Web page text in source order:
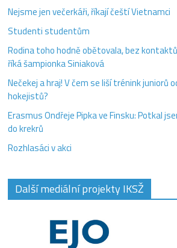
Nejsme jen večerkáři, říkají čeští Vietnamci
Studenti studentům
Rodina toho hodně obětovala, bez
říká šampionka Siniaková
Nečekej a hraj! V čem se liší trénink juniorů
hokejistů?
Erasmus Ondřeje Pipka ve Finsku: Potkal
do krekrů
Rozhlasáci v akci
Další mediální projekty IKSŽ